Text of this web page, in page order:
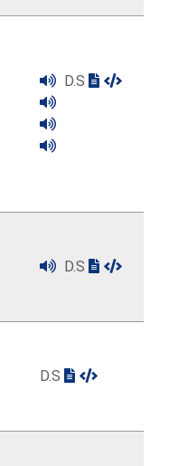
D.S
D.S
D.S